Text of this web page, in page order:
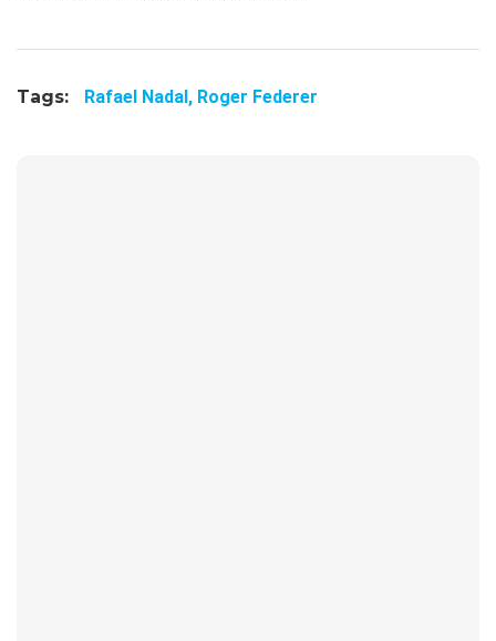
Tags: Rafael Nadal, Roger Federer